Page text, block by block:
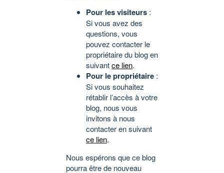
Pour les visiteurs :
Si vous avez des
questions, vous
pouvez contacter le
propriétaire du blog en
suivantce lien.
Pour le propriétaire :
Si vous souhaitez
rétablir l’accès à votre
blog, nous vous
invitons à nous
contacter en suivant
ce lien.
Nous espérons que ce blog
pourra être de nouveau